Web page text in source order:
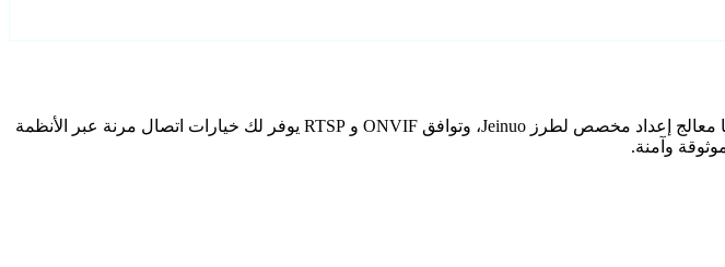
قم بتكوين Jeinuo كاميرات IP الخاصة بك باستخدام Agent DVR. يتضمن برنامج المراقبة المجاني الخاص بنا معالج إعداد مخصص لطرز Jeinuo، وتوافق ONVIF و RTSP يوفر لك خيارات اتصال مرنة عبر الأنظمة